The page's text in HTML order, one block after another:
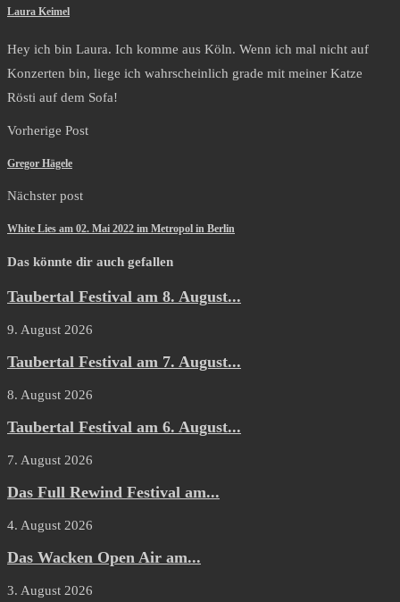
Laura Keimel
Hey ich bin Laura. Ich komme aus Köln. Wenn ich mal nicht auf
Konzerten bin, liege ich wahrscheinlich grade mit meiner Katze
Rösti auf dem Sofa!
Vorherige Post
Gregor Hägele
Nächster post
White Lies am 02. Mai 2022 im Metropol in Berlin
Das könnte dir auch gefallen
Taubertal Festival am 8. August...
9. August 2026
Taubertal Festival am 7. August...
8. August 2026
Taubertal Festival am 6. August...
7. August 2026
Das Full Rewind Festival am...
4. August 2026
Das Wacken Open Air am...
3. August 2026